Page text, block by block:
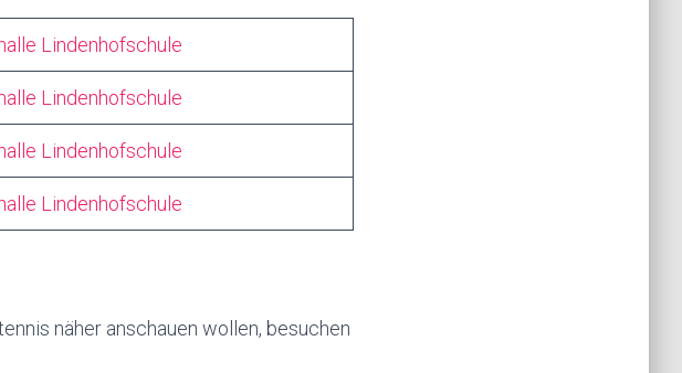
Lindenhofschule
Lindenhofschule
Lindenhofschule
Lindenhofschule
näher anschauen wollen, besuchen